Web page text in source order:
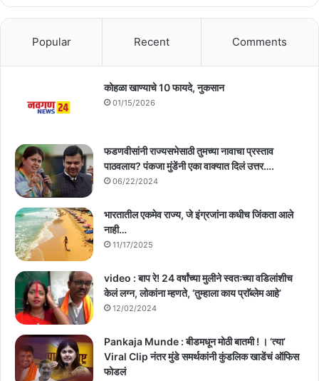
Popular Recent Comments
कोहळा खाण्याचे 10 फायदे, नुकसान
01/15/2026
फडणवीसांनी राज्यसभेसाठी तुमच्या नावाचा प्रस्ताव
पाठवलाय? पंकजा मुंडेंनी एका वाक्यात दिलं उत्तर….
06/22/2024
भारतातील एकमेव राज्य, जे इंग्रजांना कधीच जिंकता आले
नाही…
11/17/2025
video : बाप रे! 24 वर्षांच्या मुलीने स्वतःच्या वडिलांशीच
केलं लग्न, लोकांना म्हणते, ‘तुम्हाला काय प्राॅब्लेम आहे’
12/02/2024
Pankaja Munde : बीडमधून मोठी बातमी ! । ‘त्या’
Viral Clip नंतर मुंडे समर्थकांनी कुंडलिक खाडेंचं ऑफिस
फोडलं